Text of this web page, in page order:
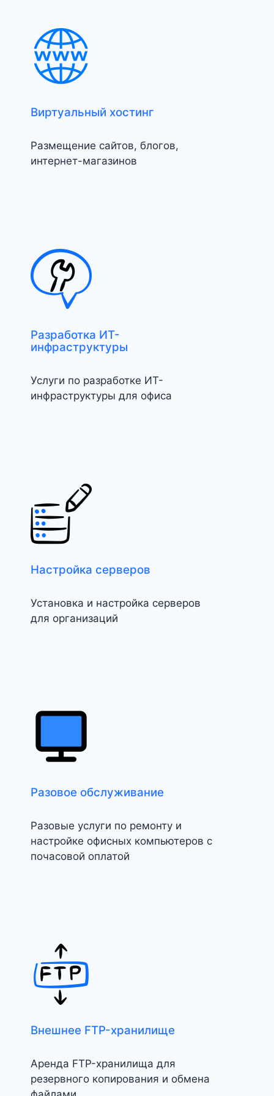
Виртуальный хостинг
Размещение сайтов, блогов,
интернет-магазинов
Разработка ИТ-
инфраструктуры
Услуги по разработке ИТ-
инфраструктуры для офиса
Настройка серверов
Установка и настройка серверов
для организаций
Разовое обслуживание
Разовые услуги по ремонту и
настройке офисных компьютеров с
почасовой оплатой
Внешнее FTP-хранилище
Аренда FTP-хранилища для
резервного копирования и обмена